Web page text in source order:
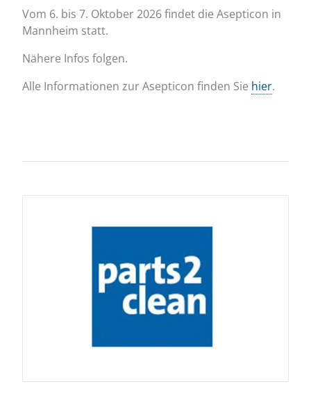
Vom 6. bis 7. Oktober 2026 findet die Asepticon in
Mannheim statt.
Nähere Infos folgen.
Alle Informationen zur Asepticon finden Sie hier.